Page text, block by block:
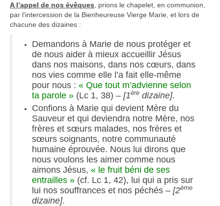
A l’appel de nos évêques , prions le chapelet, en communion,
par l’intercession de la Bienheureuse Vierge Marie, et lors de
chacune des dizaines :
Demandons à Marie de nous protéger et
de nous aider à mieux accueillir Jésus
dans nos maisons, dans nos cœurs, dans
nos vies comme elle l’a fait elle-même
pour nous : « Que tout m’advienne selon
ta parole » (Lc 1, 38) – [1ère dizaine].
Confions à Marie qui devient Mère du
Sauveur et qui deviendra notre Mère, nos
frères et sœurs malades, nos frères et
sœurs soignants, notre communauté
humaine éprouvée. Nous lui dirons que
nous voulons les aimer comme nous
aimons Jésus, « le fruit béni de ses
entrailles » (cf. Lc 1, 42), lui qui a pris sur
lui nos souffrances et nos péchés – [2ème
dizaine].